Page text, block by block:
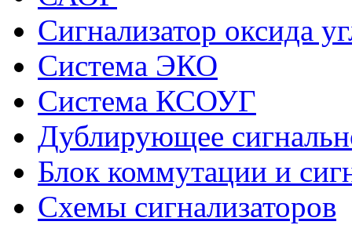
Сигнализатор оксида
Система ЭКО
Система КСОУГ
Дублирующее
Блок коммутации и
Схемы сигнализаторов